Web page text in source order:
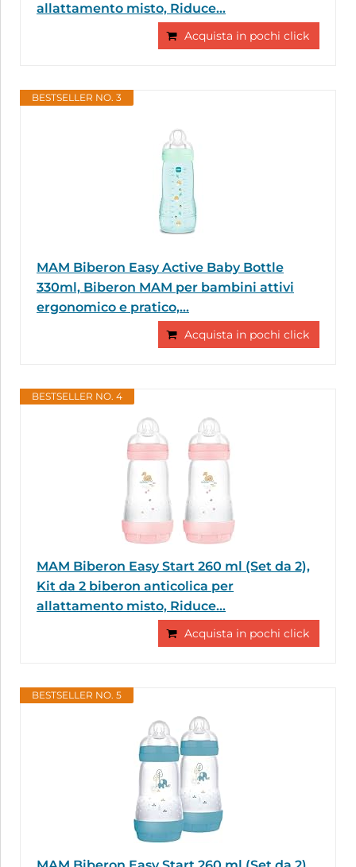
allattamento misto, Riduce...
Acquista in pochi click
BESTSELLER NO. 3
MAM Biberon Easy Active Baby Bottle
330ml, Biberon MAM per bambini attivi
ergonomico e pratico,...
Acquista in pochi click
BESTSELLER NO. 4
MAM Biberon Easy Start 260 ml (Set da 2),
Kit da 2 biberon anticolica per
allattamento misto, Riduce...
Acquista in pochi click
BESTSELLER NO. 5